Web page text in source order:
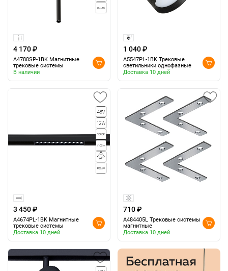
4 170 ₽
A4780SP-1BK Магнитные
трековые системы
В наличии
1 040 ₽
A5547PL-1BK Трековые
светильники однофазные
Доставка 10 дней
3 450 ₽
A4674PL-1BK Магнитные
трековые системы
Доставка 10 дней
710 ₽
A484405L Трековые системы
магнитные
Доставка 10 дней